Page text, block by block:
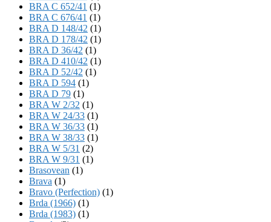
BRA C 652/41 (1)
BRA C 676/41 (1)
BRA D 148/42 (1)
BRA D 178/42 (1)
BRA D 36/42 (1)
BRA D 410/42 (1)
BRA D 52/42 (1)
BRA D 594 (1)
BRA D 79 (1)
BRA W 2/32 (1)
BRA W 24/33 (1)
BRA W 36/33 (1)
BRA W 38/33 (1)
BRA W 5/31 (2)
BRA W 9/31 (1)
Brasovean (1)
Brava (1)
Bravo (Perfection) (1)
Brda (1966) (1)
Brda (1983) (1)